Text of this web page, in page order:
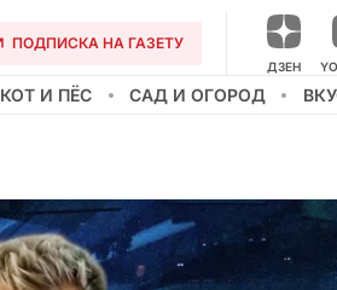
ПОДПИСКА НА ГАЗЕТУ
ДЗЕН
КОТ И ПЁС САД И ОГОРОД